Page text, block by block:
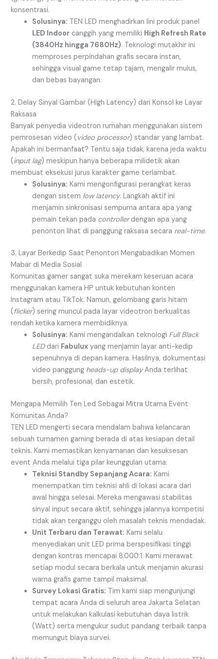
konsentrasi.
Solusinya: TEN LED menghadirkan lini produk panel
LED Indoor canggih yang memiliki High Refresh Rate
(3840Hz hingga 7680Hz). Teknologi mutakhir ini
memproses perpindahan grafis secara instan,
sehingga visual game tetap tajam, mengalir mulus,
dan bebas bayangan.
2. Delay Sinyal Gambar (High Latency) dari Konsol ke Layar
Raksasa
Banyak penyedia videotron rumahan menggunakan sistem
pemrosesan video ( video processor) standar yang lambat.
Apakah ini bermanfaat? Tentu saja tidak, karena jeda waktu
(input lag) meskipun hanya beberapa milidetik akan
membuat eksekusi jurus karakter game terlambat.
Solusinya: Kami mengonfigurasi perangkat keras
dengan sistem low latency. Langkah aktif ini
menjamin sinkronisasi sempurna antara apa yang
pemain tekan pada controllerdengan apa yang
penonton lihat di panggung raksasa secara real-time.
3. Layar Berkedip Saat Penonton Mengabadikan Momen
Mabar di Media Sosial
Komunitas gamer sangat suka merekam keseruan acara
menggunakan kamera HP untuk kebutuhan konten
Instagram atau TikTok. Namun, gelombang garis hitam
(flicker) sering muncul pada layar videotron berkualitas
rendah ketika kamera membidiknya.
Solusinya: Kami mengandalkan teknologi Full Black
LEDdari Fabulux yang menjamin layar anti-kedip
sepenuhnya di depan kamera. Hasilnya, dokumentasi
video panggung heads-up displayAnda terlihat
bersih, profesional, dan estetik.
Mengapa Memilih Ten Led Sebagai Mitra Utama Event
Komunitas Anda?
TEN LED mengerti secara mendalam bahwa kelancaran
sebuah turnamen gaming berada di atas kesiapan detail
teknis. Kami memastikan kenyamanan dan kesuksesan
event Anda melalui tiga pilar keunggulan utama:
Teknisi Standby Sepanjang Acara: Kami
menempatkan tim teknisi ahli di lokasi acara dari
awal hingga selesai. Mereka mengawasi stabilitas
sinyal input secara aktif, sehingga jalannya kompetisi
tidak akan terganggu oleh masalah teknis mendadak.
Unit Terbaru dan Terawat: Kami selalu
menyediakan unit LED prima berspesifikasi tinggi
dengan kontras mencapai 8.000:1. Kami merawat
setiap modul secara berkala untuk menjamin akurasi
warna grafis game tampil maksimal.
Survey Lokasi Gratis: Tim kami siap mengunjungi
tempat acara Anda di seluruh area Jakarta Selatan
untuk melakukan kalkulasi kebutuhan daya listrik
(Watt) serta mengukur sudut pandang terbaik tanpa
memungut biaya survei.